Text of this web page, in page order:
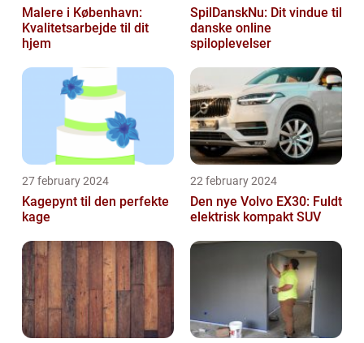
Malere i København:
Kvalitetsarbejde til dit
hjem
SpilDanskNu: Dit vindue til
danske online
spiloplevelser
27 february 2024
Kagepynt til den perfekte
kage
22 february 2024
Den nye Volvo EX30: Fuldt
elektrisk kompakt SUV